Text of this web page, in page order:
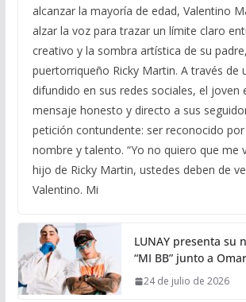
alcanzar la mayoría de edad, Valentino
alzar la voz para trazar un límite claro
creativo y la sombra artística de su
puertorriqueño Ricky Martin. A través de
difundido en sus redes sociales, el joven
mensaje honesto y directo a sus
petición contundente: ser reconocido
nombre y talento. “Yo no quiero que me
hijo de Ricky Martin, ustedes deben de
Valentino. Mi
LUNAY presenta su
“MI BB” junto a
24 de julio de 2026